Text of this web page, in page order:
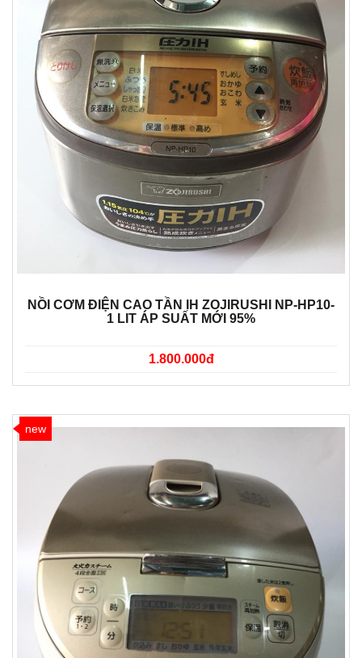
NỒI CƠM ĐIỆN CAO TẦN IH ZOJIRUSHI NP-HP10-
1 LIT ÁP SUẤT MỚI 95%
1.800.000đ
new